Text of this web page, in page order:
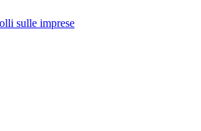
sulle imprese